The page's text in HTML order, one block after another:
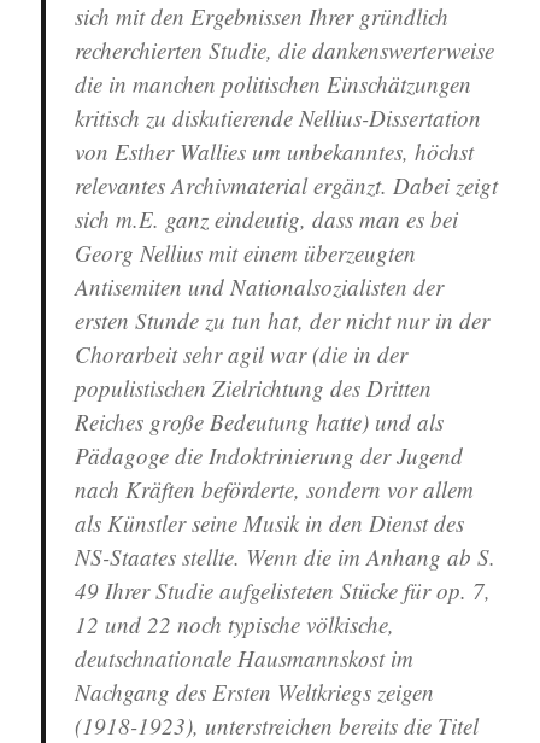
sich mit den Ergebnissen Ihrer gründlich
recherchierten Studie, die dankenswerterweise
die in manchen politischen Einschätzungen
kritisch zu diskutierende Nellius-Dissertation
von Esther Wallies um unbekanntes, höchst
relevantes Archivmaterial ergänzt. Dabei zeigt
sich m.E. ganz eindeutig, dass man es bei
Georg Nellius mit einem überzeugten
Antisemiten und Nationalsozialisten der
ersten Stunde zu tun hat, der nicht nur in der
Chorarbeit sehr agil war (die in der
populistischen Zielrichtung des Dritten
Reiches große Bedeutung hatte) und als
Pädagoge die Indoktrinierung der Jugend
nach Kräften beförderte, sondern vor allem
als Künstler seine Musik in den Dienst des
NS-Staates stellte. Wenn die im Anhang ab S.
49 Ihrer Studie aufgelisteten Stücke für op. 7,
12 und 22 noch typische völkische,
deutschnationale Hausmannskost im
Nachgang des Ersten Weltkriegs zeigen
(1918-1923), unterstreichen bereits die Titel